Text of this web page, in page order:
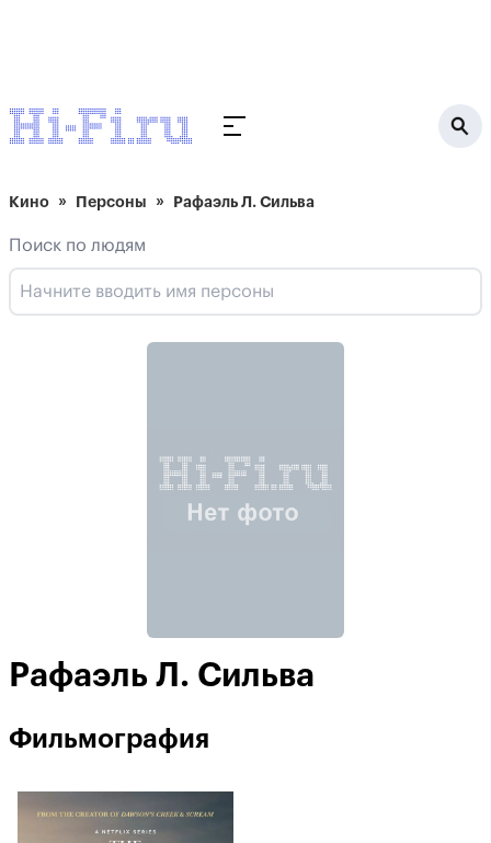
Кино Персоны Рафаэль Л. Сильва
Поиск по людям
Рафаэль Л. Сильва
Фильмография